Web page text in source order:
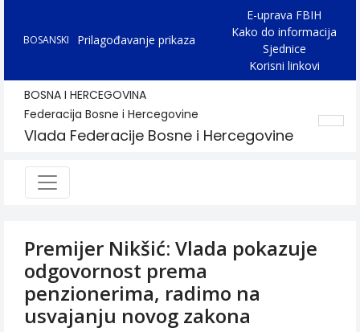
BOSANSKI Prilagođavanje prikaza
E-uprava FBIH
Kako do informacija
Sjednice
Korisni linkovi
BOSNA I HERCEGOVINA
Federacija Bosne i Hercegovine
Vlada Federacije Bosne i Hercegovine
Premijer Nikšić: Vlada pokazuje
odgovornost prema
penzionerima, radimo na
usvajanju novog zakona